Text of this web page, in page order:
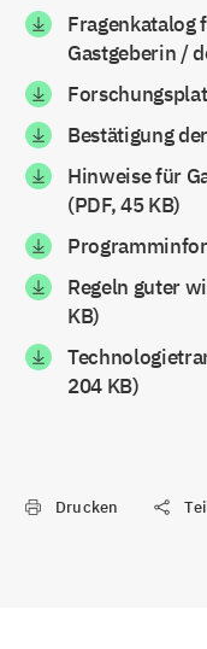
Fragenkatalog
Gastgeberin /
Bestätigung
Hinweise für
(PDF, 45 KB)
Regeln guter
KB)
204 KB)
Drucken